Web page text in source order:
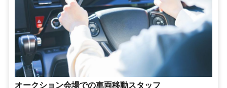
オークション会場での車両移動スタッフ